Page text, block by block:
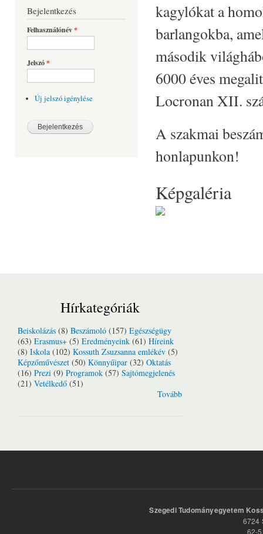
Bejelentkezés
Felhasználónév*
Jelszó*
Új jelszó igénylése
kagylókat a
barlangokba,
második
6000 éves
Locronan XII.
A szakmai
honlapunkon!
Képgaléria
Hírkategóriák
Beiskolázás (8) Beszámoló (157) Egészségügy
(63) Erasmus+ (5) Eredményeink (61) Híreink
(8) Iskola (102) Kossuth Zsuzsanna emlékév (5)
Képzőművészet (50) Könnyűipar (32) Oktatás
(16) Prezi (9) Programok (57) Sajtómegjelenés
(21) Vetélkedő (51)
Tovább
Szegedi Tudományegyetem
6724
62-